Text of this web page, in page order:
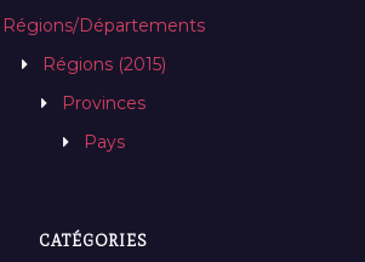
Régions/Départements
Régions (2015)
Provinces
Pays
CATÉGORIES